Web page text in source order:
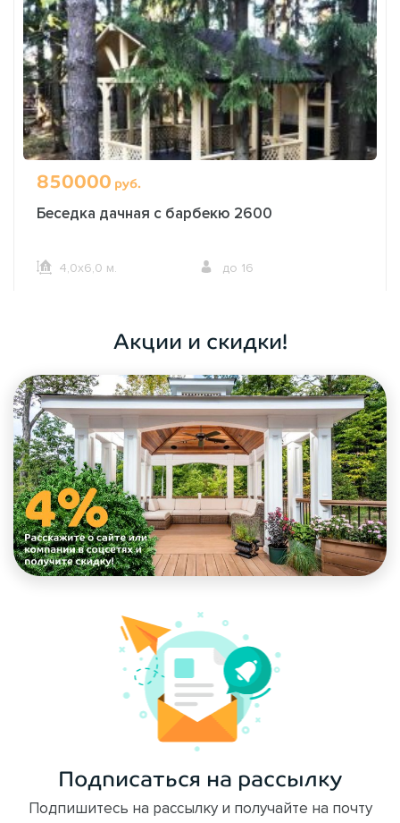
850000 руб.
Беседка дачная с барбекю 2600
4,0х6,0 м. до 16
Акции и скидки!
Подписаться на рассылку
Подпишитесь на рассылку и получайте на почту